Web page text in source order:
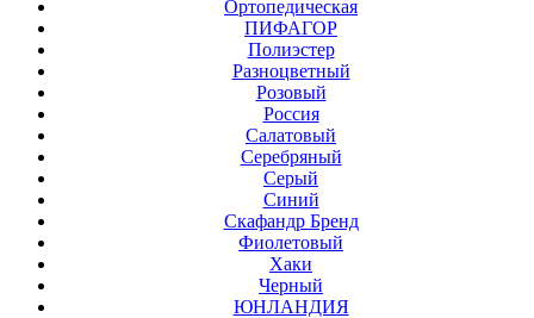
Ортопедическая
ПИФАГОР
Полиэстер
Разноцветный
Розовый
Россия
Салатовый
Серебряный
Серый
Синий
Скафандр Бренд
Фиолетовый
Хаки
Черный
ЮНЛАНДИЯ